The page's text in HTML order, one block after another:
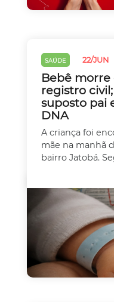
SAÚDE 22/JUN
Bebê morre
registro
suposto pai
DNA
A criança foi
mãe na manhã
bairro Jatobá.